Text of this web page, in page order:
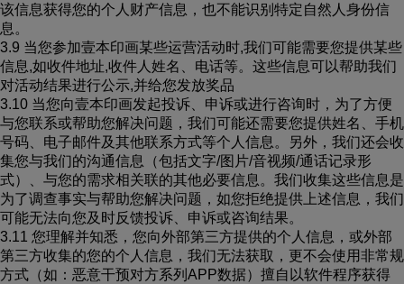
该信息获得您的个人财产信息，也不能识别特定自然人身份信
息。
3.9 当您参加壹本印画某些运营活动时,我们可能需要您提供某些
信息,如收件地址,收件人姓名、电话等。这些信息可以帮助我们
对活动结果进行公示,并给您发放奖品
3.10 当您向壹本印画发起投诉、申诉或进行咨询时，为了方便
与您联系或帮助您解决问题，我们可能还需要您提供姓名、手机
号码、电子邮件及其他联系方式等个人信息。另外，我们还会收
集您与我们的沟通信息（包括文字/图片/音视频/通话记录形
式）、与您的需求相关联的其他必要信息。我们收集这些信息是
为了调查事实与帮助您解决问题，如您拒绝提供上述信息，我们
可能无法向您及时反馈投诉、申诉或咨询结果。
3.11 您理解并知悉，您向外部第三方提供的个人信息，或外部
第三方收集的您的个人信息，我们无法获取，更不会使用非常规
方式（如：恶意干预对方系列APP数据）擅自以软件程序获得